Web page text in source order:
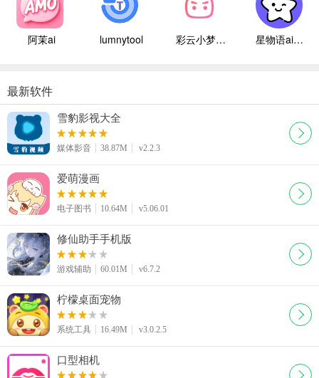
阿茉ai lumnytool 彩云小梦国际版 星物语ai聊天
最新软件
雪豹影视大全
媒体影音 38.87M v2.2.3
爱萌漫画
电子图书 10.64M v5.06.01
修仙助手手机版
游戏辅助 60.01M v6.7.2
柠檬桌面宠物
系统工具 16.49M v3.0.2.5
口型相机